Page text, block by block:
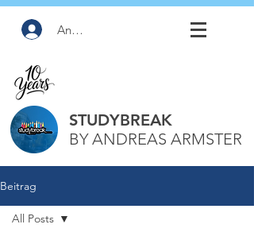
Anmelden
STUDYBREAK
BY ANDREAS ARMSTER
Beitrag
All Posts